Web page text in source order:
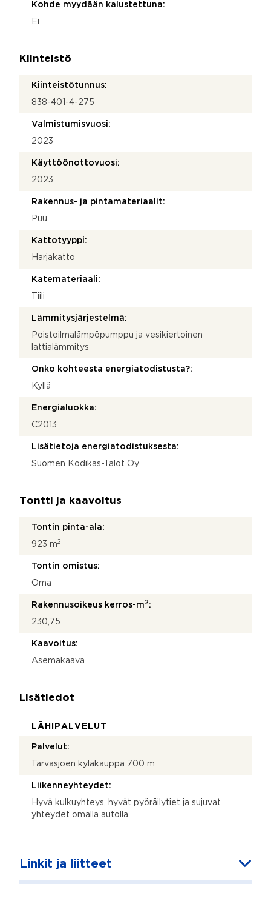
Kohde myydään kalustettuna:
Ei
Kiinteistö
Kiinteistötunnus:
838-401-4-275
Valmistumisvuosi:
2023
Käyttöönottovuosi:
2023
Rakennus- ja pintamateriaalit:
Puu
Kattotyyppi:
Harjakatto
Katemateriaali:
Tiili
Lämmitysjärjestelmä:
Poistoilmalämpöpumppu ja vesikiertoinen
lattialämmitys
Onko kohteesta energiatodistusta?:
Kyllä
Energialuokka:
C2013
Lisätietoja energiatodistuksesta:
Suomen Kodikas-Talot Oy
Tontti ja kaavoitus
Tontin pinta-ala:
923 m2
Tontin omistus:
Oma
Rakennusoikeus kerros-m 2 :
230,75
Kaavoitus:
Asemakaava
Lisätiedot
LÄHIPALVELUT
Palvelut:
Tarvasjoen kyläkauppa 700 m
Liikenneyhteydet:
Hyvä kulkuyhteys, hyvät pyöräilytiet ja sujuvat
yhteydet omalla autolla
Linkit ja liitteet